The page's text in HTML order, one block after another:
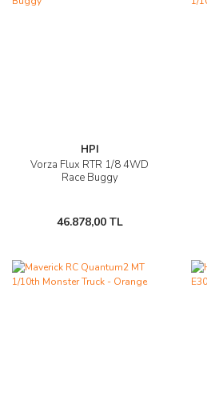
HPI
Vorza Flux RTR 1/8 4WD
Race Buggy
46.878,00 TL